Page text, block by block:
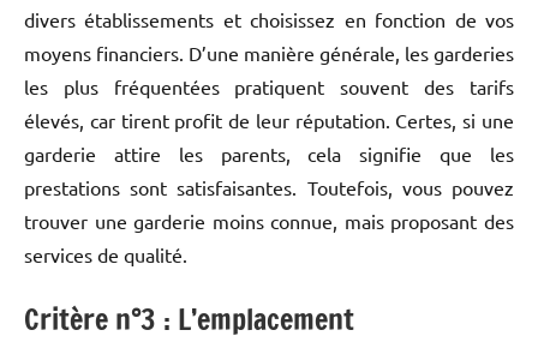
divers établissements et choisissez en fonction de vos
moyens financiers. D’une manière générale, les garderies
les plus fréquentées pratiquent souvent des tarifs
élevés, car tirent profit de leur réputation. Certes, si une
garderie attire les parents, cela signifie que les
prestations sont satisfaisantes. Toutefois, vous pouvez
trouver une garderie moins connue, mais proposant des
services de qualité.
Critère n°3 : L’emplacement